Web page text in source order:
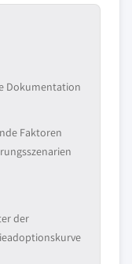
Dokumentation
Faktoren
der